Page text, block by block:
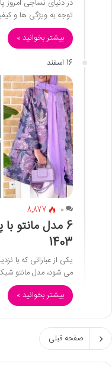
در دنیای نساجی امروز
توجه به ویژگی ها و
بیشتر بخوانید »
16 اسفند
0
8,877
6 مدل مانتو
1403
یکی از عباراتی که با
می شود، مدل مانتو
بیشتر بخوانید »
صفحه قبلی